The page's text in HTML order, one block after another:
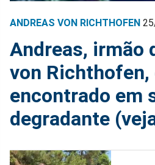
ANDREAS VON RICHTHOFEN
Andreas, irmão
von Richthofen,
encontrado em
degradante